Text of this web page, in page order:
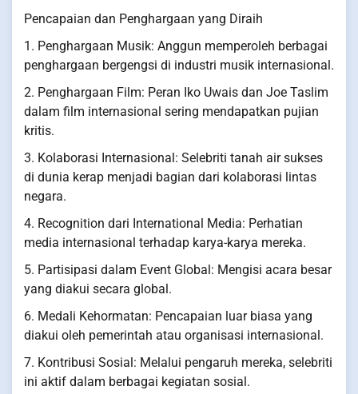
Pencapaian dan Penghargaan yang Diraih
1. Penghargaan Musik: Anggun memperoleh berbagai
penghargaan bergengsi di industri musik internasional.
2. Penghargaan Film: Peran Iko Uwais dan Joe Taslim
dalam film internasional sering mendapatkan pujian
kritis.
3. Kolaborasi Internasional: Selebriti tanah air sukses
di dunia kerap menjadi bagian dari kolaborasi lintas
negara.
4. Recognition dari International Media: Perhatian
media internasional terhadap karya-karya mereka.
5. Partisipasi dalam Event Global: Mengisi acara besar
yang diakui secara global.
6. Medali Kehormatan: Pencapaian luar biasa yang
diakui oleh pemerintah atau organisasi internasional.
7. Kontribusi Sosial: Melalui pengaruh mereka, selebriti
ini aktif dalam berbagai kegiatan sosial.